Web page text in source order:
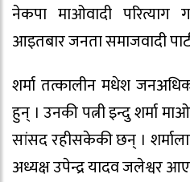
नेकपा माओवादी परित्याग
आइतबार जनता समाजवादी
शर्मा तत्कालीन मधेश
हुन् । उनकी पत्नी इन्दु शर्मा
सांसद रहीसकेकी छन् ।
अध्यक्ष उपेन्द्र यादव जलेश्वर